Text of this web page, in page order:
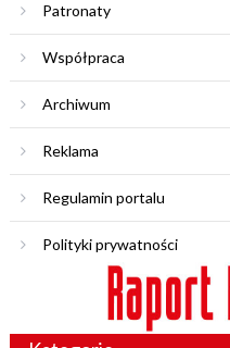
Patronaty
Współpraca
Archiwum
Reklama
Regulamin portalu
Polityki prywatności